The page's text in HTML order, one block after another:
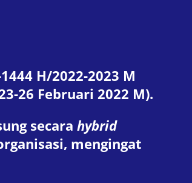
H/2022-2023 M
26 Februari 2022 M).
secara hybrid
mengingat